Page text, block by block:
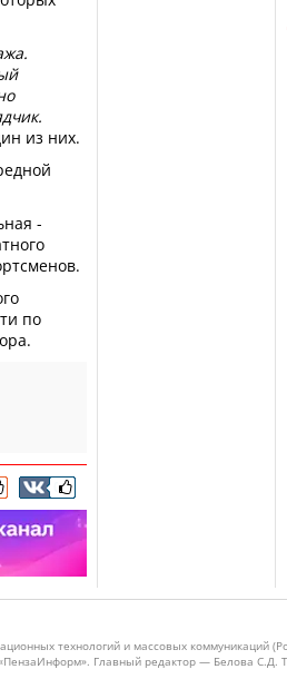
из них.
-
по
технологий и массовых коммуникаций
Главный редактор — Белова С.Д.